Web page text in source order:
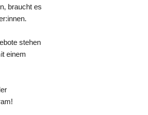
braucht es
stehen
einem